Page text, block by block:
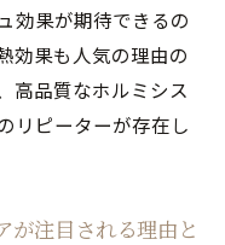
効果が期待できるの
効果も人気の理由の
高品質なホルミシス
リピーターが存在し
が注目される理由と